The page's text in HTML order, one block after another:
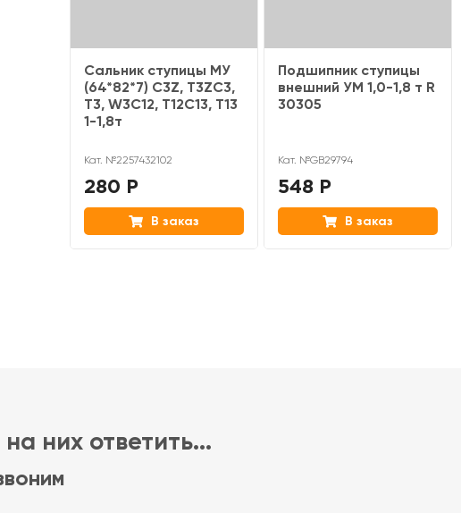
Сальник ступицы МУ
(64*82*7) C3Z, T3ZC3,
T3, W3C12, T12C13, T13
1-1,8т
Кат. №2257432102
280 Р
В заказ
Подшипник ступицы
внешний УМ 1,0-1,8 т R
30305
Кат. №GB29794
548 Р
В заказ
них ответить...